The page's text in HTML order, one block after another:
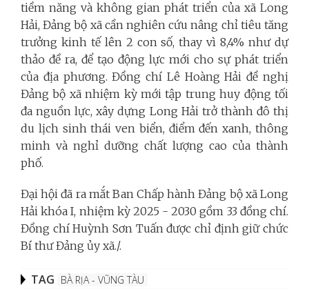
tiềm năng và không gian phát triển của xã Long
Hải, Đảng bộ xã cần nghiên cứu nâng chỉ tiêu tăng
trưởng kinh tế lên 2 con số, thay vì 8,4% như dự
thảo đề ra, để tạo động lực mới cho sự phát triển
của địa phương. Đồng chí Lê Hoàng Hải đề nghị
Đảng bộ xã nhiệm kỳ mới tập trung huy động tối
đa nguồn lực, xây dựng Long Hải trở thành đô thị
du lịch sinh thái ven biển, điểm đến xanh, thông
minh và nghỉ dưỡng chất lượng cao của thành
phố.
Đại hội đã ra mắt Ban Chấp hành Đảng bộ xã Long
Hải khóa I, nhiệm kỳ 2025 - 2030 gồm 33 đồng chí.
Đồng chí Huỳnh Sơn Tuấn được chỉ định giữ chức
Bí thư Đảng ủy xã./.
TAG BÀ RỊA - VŨNG TÀU